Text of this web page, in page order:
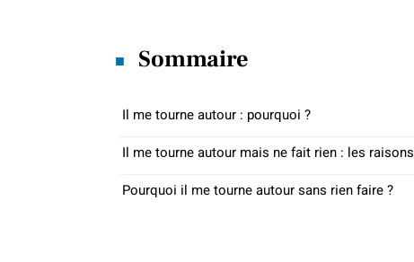
Sommaire
Il me tourne autour : pourquoi ?
Il me tourne autour mais ne fait rien : les raisons
Pourquoi il me tourne autour sans rien faire ?